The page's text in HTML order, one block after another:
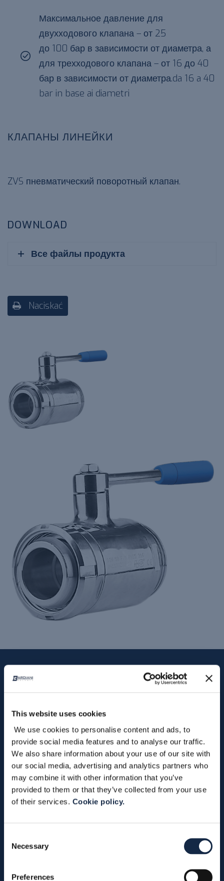
This website uses cookies
We use cookies to personalise content and ads, to
provide social media features and to analyse our traffic.
We also share information about your use of our site with
our social media, advertising and analytics partners who
may combine it with other information that you’ve
provided to them or that they’ve collected from your use
of their services. Cookie policy.
Selection
Necessary
Preferences
Максимальное давление для
двухходового клапана – от 25
до 100 бар в зависимости от диаметра, а
для трехходового клапана – от 16 до 40
бар в зависимости от диаметра.da 16 a 40
bar in base ai diametri
КЛАПАНЫ ЛИНЕЙКИ
ZVS пневматический поворотный клапан.
DOWNLOAD
Все файлы продукта
Naciskać
Ricambi